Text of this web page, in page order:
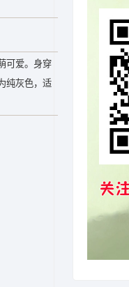
可爱。身穿
纯灰色，适